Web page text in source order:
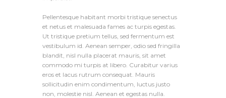
Pellentesque habitant morbi tristique senectus
et netus et malesuada fames ac turpis egestas.
Ut tristique pretium tellus, sed fermentum est
vestibulum id. Aenean semper, odio sed fringilla
blandit, nisl nulla placerat mauris, sit amet
commodo mi turpis at libero. Curabitur varius
eros et lacus rutrum consequat. Mauris
sollicitudin enim condimentum, luctus justo
non, molestie nisl. Aenean et egestas nulla.